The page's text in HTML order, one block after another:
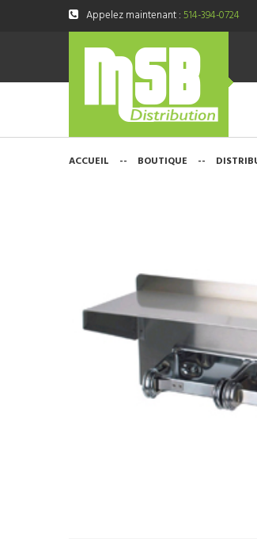
Appelez maintenant :514-394-0724
ACCUEIL -- BOUTIQUE --